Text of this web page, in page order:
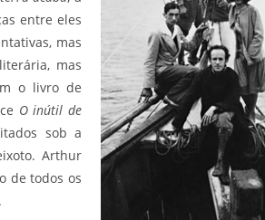
entre eles
mas
mas
o livro de
O inútil de
sob a
Arthur
de todos os